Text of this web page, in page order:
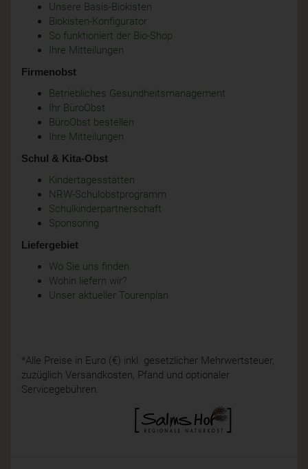
Unsere Basis-Biokisten
Biokisten-Konfigurator
So funktioniert der Bio-Shop
Ihre Mitteilungen
Firmenobst
Betriebliches Gesundheitsmanagement
Ihr BüroObst
BüroObst bestellen
Ihre Mitteilungen
Schul & Kita-Obst
Kindertagesstätten
NRW-Schulobstprogramm
Schulkinderpartnerschaft
Sponsoring
Liefergebiet
Wo Sie uns finden
Wohin liefern wir?
Unser aktueller Tourenplan
*Alle Preise in Euro (€) inkl. gesetzlicher Mehrwertsteuer,
zuzüglich Versandkosten, Pfand und optionaler
Servicegebühren.